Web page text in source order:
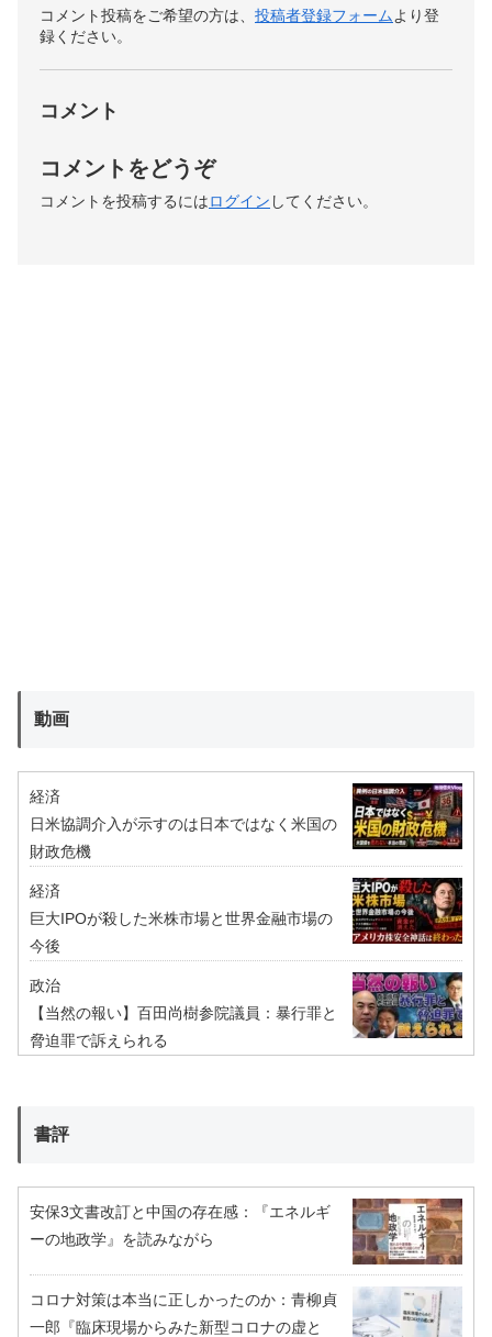
コメント投稿をご希望の方は、 投稿者登録フォーム より登
録ください。
コメント
コメントをどうぞ
コメントを投稿するにはログイン してください。
動画
経済
日米協調介入が示すのは日本ではなく米国の
財政危機
経済
巨大IPOが殺した米株市場と世界金融市場の
今後
政治
【当然の報い】百田尚樹参院議員：暴行罪と
脅迫罪で訴えられる
書評
安保3文書改訂と中国の存在感：『エネルギ
ーの地政学』を読みながら
コロナ対策は本当に正しかったのか：青柳貞
一郎『臨床現場からみた新型コロナの虚と